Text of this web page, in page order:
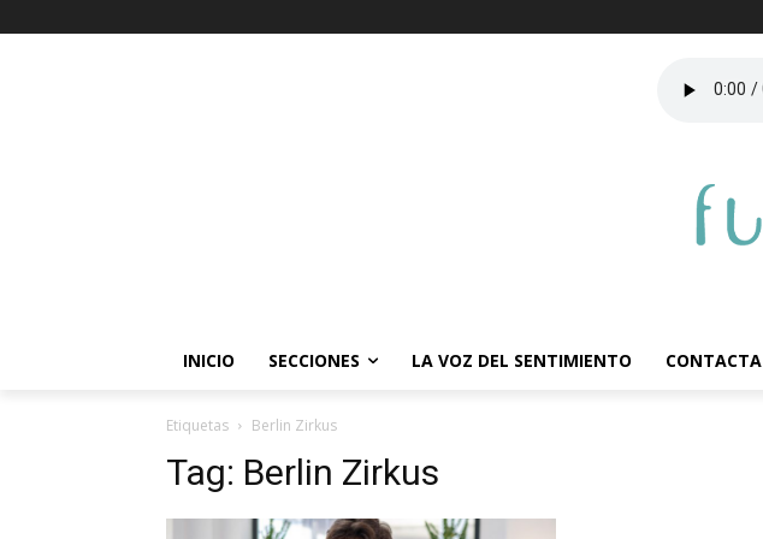
INICIO SECCIONES LA VOZ DEL SENTIMIENTO CONTACTA
Etiquetas Berlin Zirkus
Tag: Berlin Zirkus